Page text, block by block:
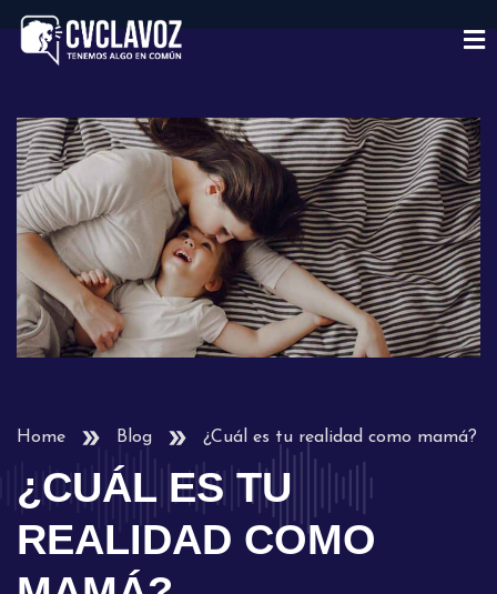
Home Blog ¿Cuál es tu realidad como mamá?
¿CUÁL ES TU
REALIDAD COMO